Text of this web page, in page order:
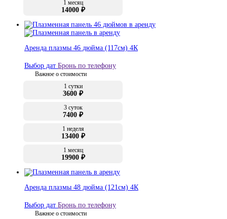
1 месяц
14000 ₽
Аренда плазмы 46 дюйма (117см) 4К
Выбор дат Бронь по телефону
Важное о стоимости
1 сутки
3600 ₽
3 суток
7400 ₽
1 неделя
13400 ₽
1 месяц
19900 ₽
Аренда плазмы 48 дюйма (121см) 4К
Выбор дат Бронь по телефону
Важное о стоимости